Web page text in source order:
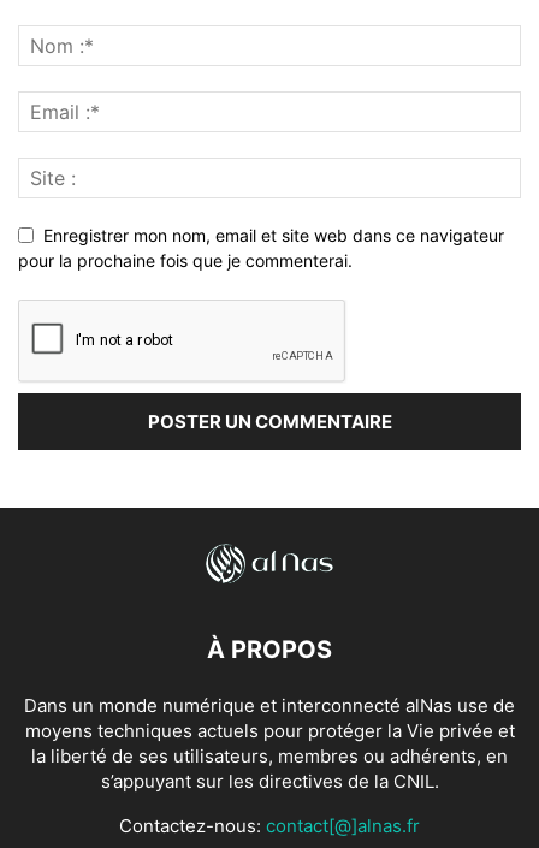
Enregistrer mon nom, email et site web dans ce navigateur
pour la prochaine fois que je commenterai.
À PROPOS
Dans un monde numérique et interconnecté alNas use de
moyens techniques actuels pour protéger la Vie privée et
la liberté de ses utilisateurs, membres ou adhérents, en
s’appuyant sur les directives de la CNIL.
Contactez-nous: contact[@]alnas.fr